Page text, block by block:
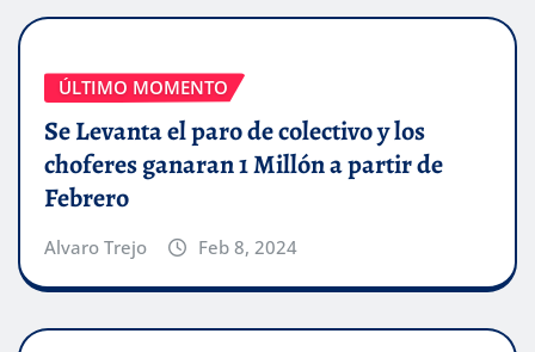
ÚLTIMO MOMENTO
Se Levanta el paro de colectivo y los
choferes ganaran 1 Millón a partir de
Febrero
Alvaro Trejo Feb 8, 2024